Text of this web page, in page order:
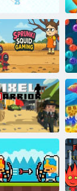
Tintenfischspiel:
Das Duell
Sprunki-
Tintenfischspiel
Pixel -Krieger